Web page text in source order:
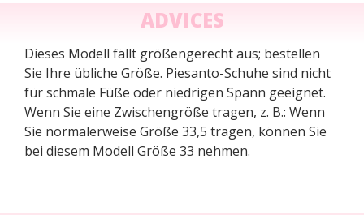
ADVICES
Dieses Modell fällt größengerecht aus; bestellen
Sie Ihre übliche Größe. Piesanto-Schuhe sind nicht
für schmale Füße oder niedrigen Spann geeignet.
Wenn Sie eine Zwischengröße tragen, z. B.: Wenn
Sie normalerweise Größe 33,5 tragen, können Sie
bei diesem Modell Größe 33 nehmen.